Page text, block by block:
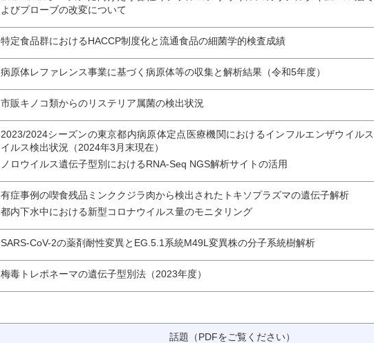
よびプローブの改変について
特定食品群におけるHACCP制度化と流通食品の細菌学的検査成績
病原体レファレンス事業に基づく病原体等の収集と解析結果（令和5年度）
市販キノコ類からのリステリア属菌の検出状況
2023/2024シーズンの東京都内病原体定点医療機関におけるインフルエンザウイル
イルス検出状況（2024年3月末現在）
ノロウイルス遺伝子型別におけるRNA-Seq NGS解析サイトの活用
有症事例の喫食残品ミンククジラ肉から検出されたトキソプラズマの遺伝子解析
都内下水中における新型コロナウイルス量のモニタリング
SARS-CoV-2の薬剤耐性変異とEG.5.1系統M49L変異株の分子系統樹解析
梅毒トレポネーマの遺伝子型別法（2023年度）
話題（PDFをご覧ください）